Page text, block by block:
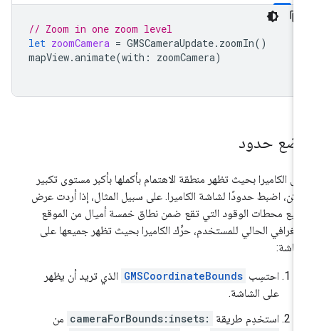
// Zoom in one zoom level
let zoomCamera = GMSCameraUpdate.zoomIn
mapView.animate(with: zoomCamera
حدود
الكاميرا بحيث تظهر منطقة الاهتمام بأكملها بأكبر مستوى تكبير
اضبط حدودًا لشاشة الكاميرا. على سبيل المثال، إذا أردت عرض
محطات الوقود التي تقع ضمن نطاق خمسة أميال من الموقع
الحالي للمستخدم، حرِّك الكاميرا بحيث تظهر جميعها على
احتسِب GMSCoordinateBounds الذي تريد أن يظهر
على الشاشة.
استخدِم طريقة cameraForBounds:insets: من